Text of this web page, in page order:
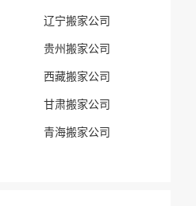
辽宁搬家公司
贵州搬家公司
西藏搬家公司
甘肃搬家公司
青海搬家公司